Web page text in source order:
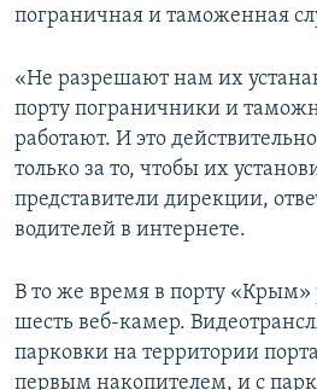
пограничная и таможенная
«Не разрешают нам их
порту пограничники и
работают. И это
только за то, чтобы их
представители дирекции,
водителей в интернете.
В то же время в порту «Крым»
шесть веб-камер.
парковки на территории
первым накопителем, и с